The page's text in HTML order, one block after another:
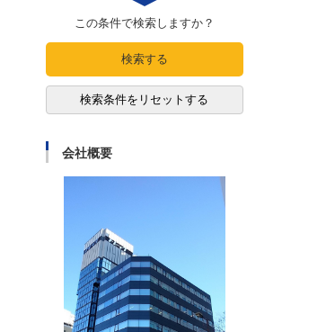
この条件で検索しますか？
検索する
検索条件をリセットする
会社概要